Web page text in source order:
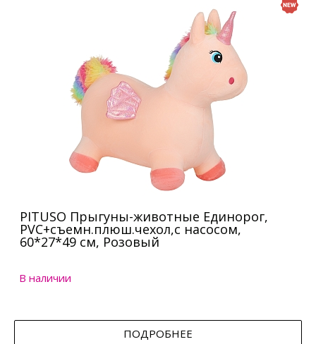
PITUSO Прыгуны-животные Единорог,
PVC+съемн.плюш.чехол,с насосом,
60*27*49 см, Розовый
В наличии
ПОДРОБНЕЕ